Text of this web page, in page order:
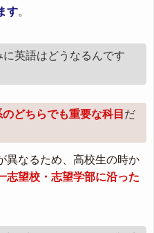
す。
英語はどうなるんです
どちらでも重要な科目 だ
異なるため、高校生の時か
志望校・志望学部に沿った